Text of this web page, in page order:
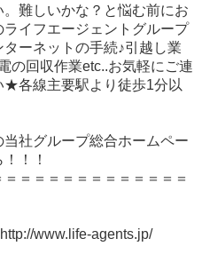
。難しいかな？と悩む前にお
ライフエージェントグループ
ターネットの手続♪引越し業
の回収作業etc..お気軽にご連
★各線主要駅より徒歩1分以
当社グループ総合ホームペー
！！
＝＝＝＝＝＝＝＝＝＝＝＝＝
www.life-agents.jp/